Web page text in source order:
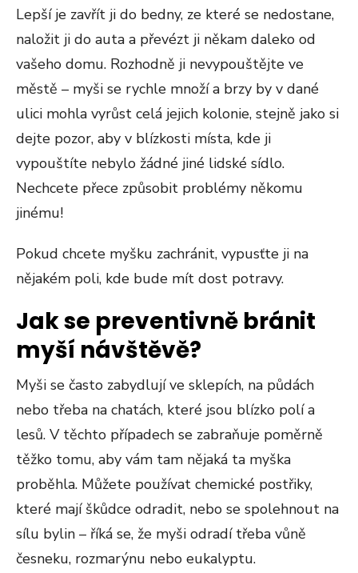
Lepší je zavřít ji do bedny, ze které se nedostane,
naložit ji do auta a převézt ji někam daleko od
vašeho domu. Rozhodně ji nevypouštějte ve
městě – myši se rychle množí a brzy by v dané
ulici mohla vyrůst celá jejich kolonie, stejně jako si
dejte pozor, aby v blízkosti místa, kde ji
vypouštíte nebylo žádné jiné lidské sídlo.
Nechcete přece způsobit problémy někomu
jinému!
Pokud chcete myšku zachránit, vypusťte ji na
nějakém poli, kde bude mít dost potravy.
Jak se preventivně bránit
myší návštěvě?
Myši se často zabydlují ve sklepích, na půdách
nebo třeba na chatách, které jsou blízko polí a
lesů. V těchto případech se zabraňuje poměrně
těžko tomu, aby vám tam nějaká ta myška
proběhla. Můžete používat chemické postřiky,
které mají škůdce odradit, nebo se spolehnout na
sílu bylin – říká se, že myši odradí třeba vůně
česneku, rozmarýnu nebo eukalyptu.